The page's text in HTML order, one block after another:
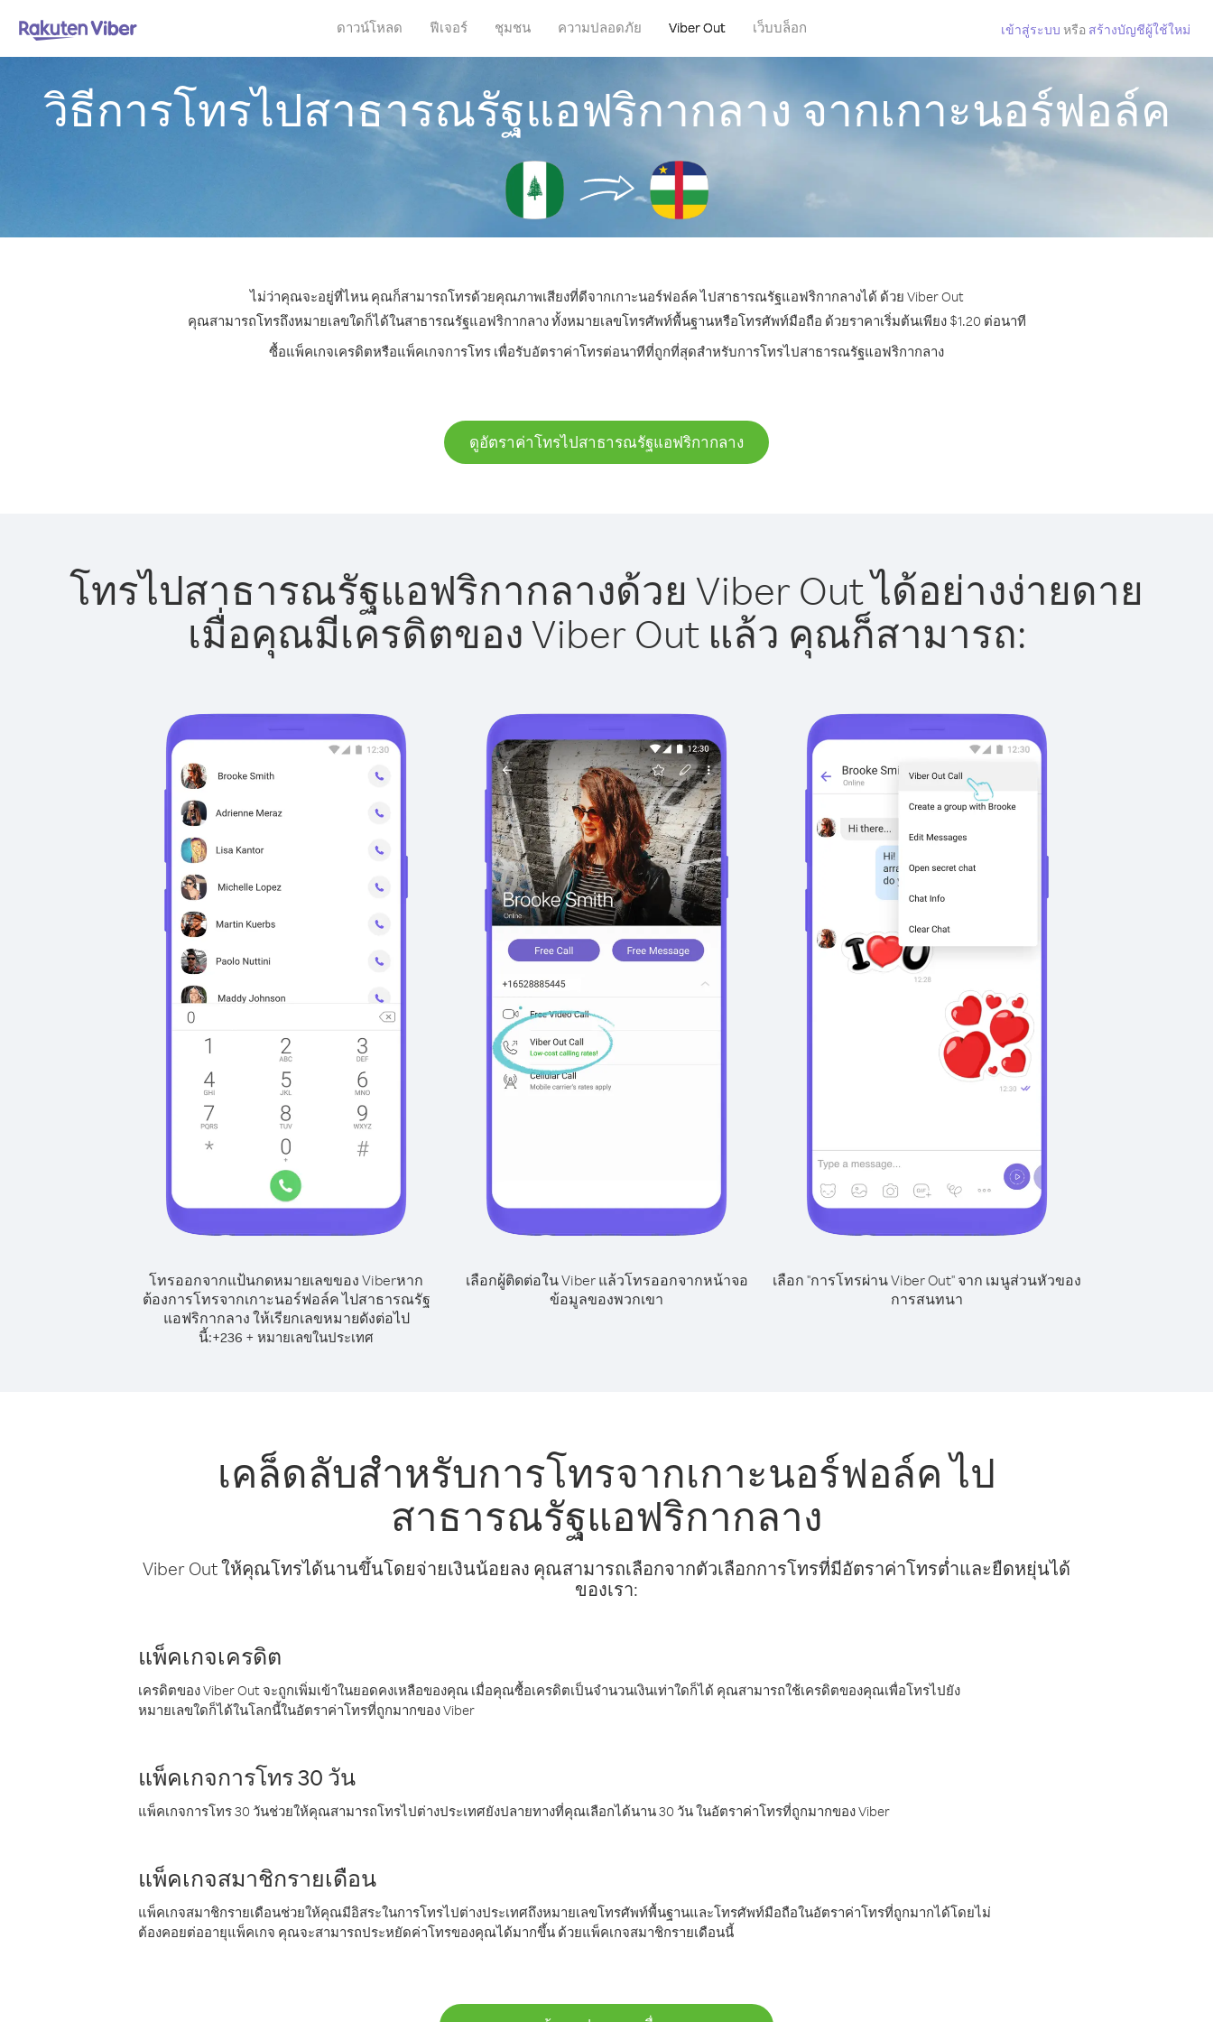
ดาวน์โหลด ฟีเจอร์ ชุมชน ความปลอดภัย Viber Out เว็บบล็อก เข้าสู่ระบบ หรือ สร้างบัญชีผู้ใช้ใหม่
วิธีการโทรไปสาธารณรัฐแอฟริกากลาง จากเกาะนอร์ฟอล์ค
ไม่ว่าคุณจะอยู่ที่ไหน คุณก็สามารถโทรด้วยคุณภาพเสียงที่ดีจากเกาะนอร์ฟอล์ค ไปสาธารณรัฐแอฟริกากลางได้ ด้วย Viber Out
คุณสามารถโทรถึงหมายเลขใดก็ได้ในสาธารณรัฐแอฟริกากลาง ทั้งหมายเลขโทรศัพท์พื้นฐานหรือโทรศัพท์มือถือ ด้วยราคาเริ่มต้นเพียง $1.20 ต่อนาที
ซื้อแพ็คเกจเครดิตหรือแพ็คเกจการโทร เพื่อรับอัตราค่าโทรต่อนาทีที่ถูกที่สุดสำหรับการโทรไปสาธารณรัฐแอฟริกากลาง
ดูอัตราค่าโทรไปสาธารณรัฐแอฟริกากลาง
โทรไปสาธารณรัฐแอฟริกากลางด้วย Viber Out ได้อย่างง่ายดาย
เมื่อคุณมีเครดิตของ Viber Out แล้ว คุณก็สามารถ:
โทรออกจากแป้นกดหมายเลขของ Viberหาก
ต้องการโทรจากเกาะนอร์ฟอล์ค ไปสาธารณรัฐ
แอฟริกากลาง ให้เรียกเลขหมายดังต่อไป
นี้:+236 + หมายเลขในประเทศ
เลือกผู้ติดต่อใน Viber แล้วโทรออกจากหน้าจอ
ข้อมูลของพวกเขา
เลือก "การโทรผ่าน Viber Out" จาก เมนูส่วนหัวของ
การสนทนา
เคล็ดลับสำหรับการโทรจากเกาะนอร์ฟอล์ค ไป
สาธารณรัฐแอฟริกากลาง
Viber Out ให้คุณโทรได้นานขึ้นโดยจ่ายเงินน้อยลง คุณสามารถเลือกจากตัวเลือกการโทรที่มีอัตราค่าโทรต่ำและยืดหยุ่นได้
ของเรา:
แพ็คเกจเครดิต
เครดิตของ Viber Out จะถูกเพิ่มเข้าในยอดคงเหลือของคุณ เมื่อคุณซื้อเครดิตเป็นจำนวนเงินเท่าใดก็ได้ คุณสามารถใช้เครดิตของคุณเพื่อโทรไปยัง
หมายเลขใดก็ได้ในโลกนี้ในอัตราค่าโทรที่ถูกมากของ Viber
แพ็คเกจการโทร 30 วัน
แพ็คเกจการโทร 30 วันช่วยให้คุณสามารถโทรไปต่างประเทศยังปลายทางที่คุณเลือกได้นาน 30 วัน ในอัตราค่าโทรที่ถูกมากของ Viber
แพ็คเกจสมาชิกรายเดือน
แพ็คเกจสมาชิกรายเดือนช่วยให้คุณมีอิสระในการโทรไปต่างประเทศถึงหมายเลขโทรศัพท์พื้นฐานและโทรศัพท์มือถือในอัตราค่าโทรที่ถูกมากได้โดยไม่
ต้องคอยต่ออายุแพ็คเกจ คุณจะสามารถประหยัดค่าโทรของคุณได้มากขึ้น ด้วยแพ็คเกจสมาชิกรายเดือนนี้